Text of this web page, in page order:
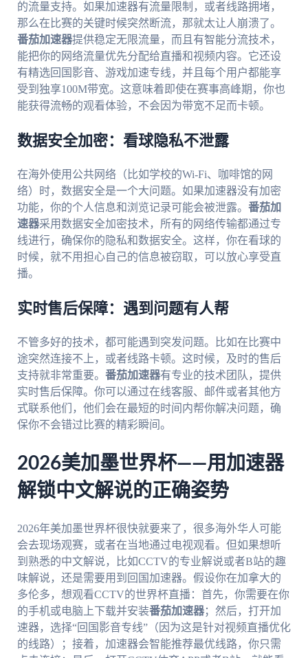
的流量支持。如果加速器有流量限制，或者线路拥堵，
那么在比赛的关键时候突然断流，那就太让人崩溃了。
番茄加速器提供稳定无限流量，而且有智能分流技术，
能把你的网络流量优先分配给直播和视频内容。它还设
有精选回国影音、游戏加速专线，并且每个用户都能享
受到独享100M带宽。这意味着即使在赛事高峰期，你也
能获得流畅的观看体验，不会因为带宽不足而卡顿。
数据安全加密：看球隐私不泄露
在海外使用公共网络（比如学校的Wi-Fi、咖啡馆的网
络）时，数据安全是一个大问题。如果加速器没有加密
功能，你的个人信息和浏览记录可能会被泄露。 番茄加
速器采用数据安全加密技术，所有的网络传输都通过专
线进行，确保你的隐私和数据安全。这样，你在看球的
时候，就不用担心自己的信息被窃取，可以放心享受直
播。
实时售后保障：遇到问题有人帮
不管多好的技术，都可能遇到突发问题。比如在比赛中
途突然连接不上，或者线路卡顿。这时候，及时的售后
支持就非常重要。 番茄加速器有专业的技术团队，提供
实时售后保障。你可以通过在线客服、邮件或者其他方
式联系他们，他们会在最短的时间内帮你解决问题，确
保你不会错过比赛的精彩瞬间。
2026美加墨世界杯——用加速器
解锁中文解说的正确姿势
2026年美加墨世界杯很快就要来了，很多海外华人可能
会去现场观赛，或者在当地通过电视观看。但如果想听
到熟悉的中文解说，比如CCTV的专业解说或者B站的趣
味解说，还是需要用到回国加速器。假设你在加拿大的
多伦多，想观看CCTV的世界杯直播：首先，你需要在你
的手机或电脑上下载并安装番茄加速器；然后，打开加
速器，选择“回国影音专线”（因为这是针对视频直播优化
的线路）；接着，加速器会智能推荐最优线路，你只需